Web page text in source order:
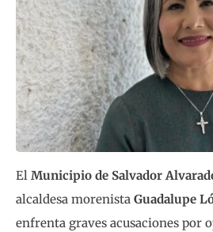
El Municipio de Salvador
alcaldesa morenista Guadalupe
enfrenta graves acusaciones por